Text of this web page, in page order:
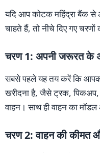
यदि आप कोटक महिंद्रा बैंक से
चाहते हैं, तो नीचे दिए गए
चरण 1: अपनी जरूरत के
सबसे पहले यह तय करें कि
खरीदना है, जैसे ट्रक, पिकअप,
वाहन। साथ ही वाहन का
चरण 2: वाहन की कीमत